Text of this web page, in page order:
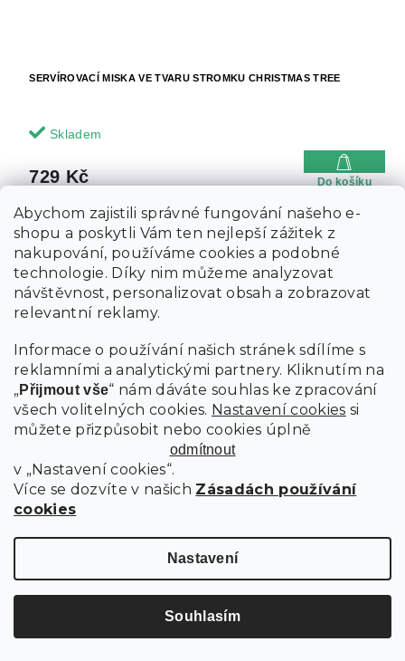
Abychom zajistili správné fungování našeho e-
shopu a poskytli Vám ten nejlepší zážitek z
nakupování, používáme cookies a podobné
technologie. Díky nim můžeme analyzovat
návštěvnost, personalizovat obsah a zobrazovat
relevantní reklamy.
Informace o používání našich stránek sdílíme s
reklamními a analytickými partnery. Kliknutím na
„Přijmout vše“ nám dáváte souhlas ke zpracování
všech volitelných cookies. Nastavení cookies si
můžete přizpůsobit nebo cookies úplně
odmítnout
v „Nastavení cookies“.
Více se dozvíte v našich Zásadách používání
cookies
Nastavení
Souhlasím
SERVÍROVACÍ MISKA VE TVARU STROMKU CHRISTMAS TREE
Skladem
729 Kč Do košíku
SERVÍROVACÍ SET S MISKOU A PRKÉNKEM GUSTA